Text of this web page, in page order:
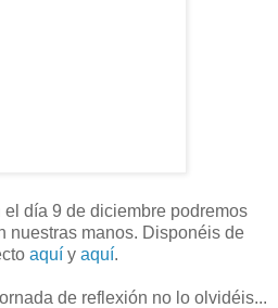
día 9 de diciembre podremos
nuestras manos. Disponéis de
aquí y aquí.
de reflexión no lo olvidéis...